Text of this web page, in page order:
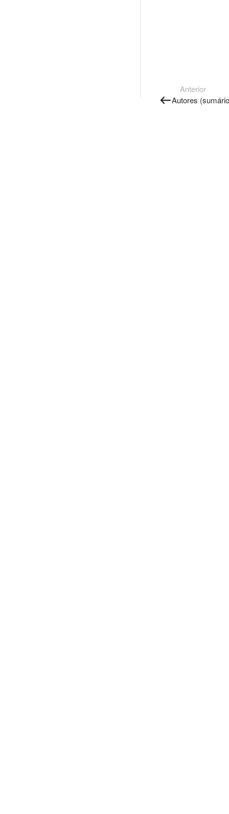
Anterior
Autores